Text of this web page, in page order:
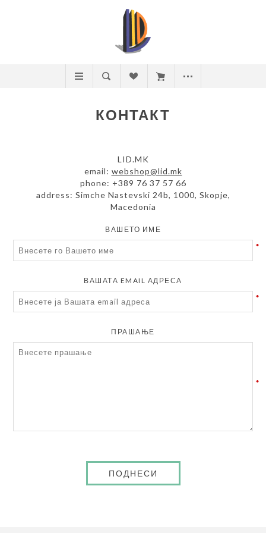
КОНТАКТ
LID.MK
email: webshop@lid.mk
phone: +389 76 37 57 66
address: Simche Nastevski 24b, 1000, Skopje,
Macedonia
ВАШЕТО ИМЕ
*
ВАШАТА EMAIL АДРЕСА
*
ПРАШАЊЕ
*